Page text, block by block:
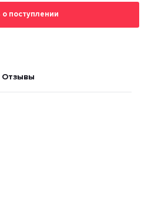
о поступлении
Отзывы